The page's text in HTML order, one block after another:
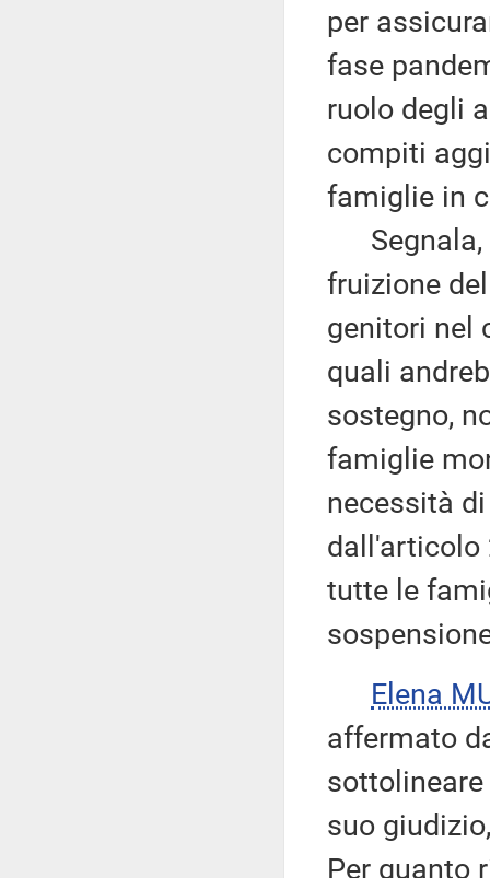
per
fase
ruolo degli
compiti
famiglie in
Segnala,
fruizione
genitori nel
quali
sostegno,
famiglie
necessità
dall'articolo
tutte le
Elena
affermato
suo
Per quanto